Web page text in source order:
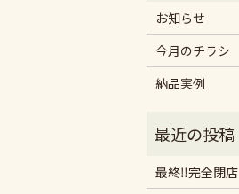
お知らせ
今月のチラシ
納品実例
最終‼︎完全閉店